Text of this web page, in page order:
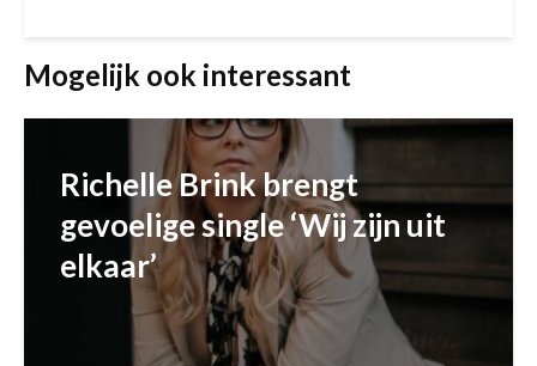
Mogelijk ook interessant
Richelle Brink brengt
gevoelige single ‘Wij zijn uit
elkaar’